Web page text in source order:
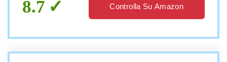
8.7 Controlla Su Amazon